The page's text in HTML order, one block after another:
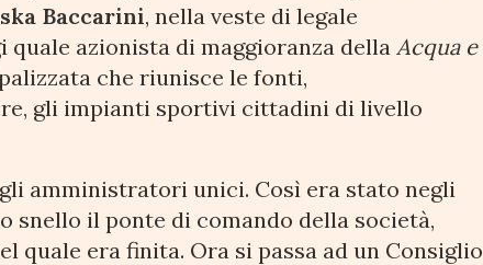
Baccarini, nella veste di legale
azionista di maggioranza della Acqua e
che riunisce le fonti,
gli impianti sportivi cittadini di livello
amministratori unici. Così era stato negli
snello il ponte di comando della società,
quale era finita. Ora si passa ad un Consiglio